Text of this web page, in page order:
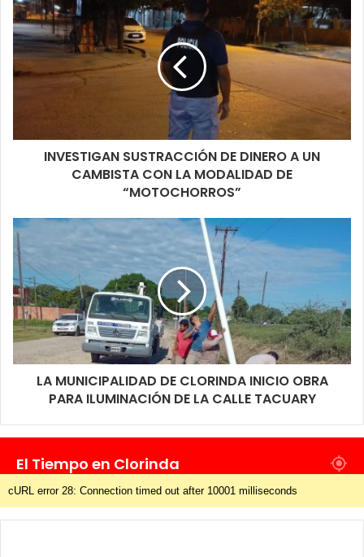
INVESTIGAN SUSTRACCIÓN DE DINERO A UN
CAMBISTA CON LA MODALIDAD DE
“MOTOCHORROS”
LA MUNICIPALIDAD DE CLORINDA INICIO OBRA
PARA ILUMINACIÓN DE LA CALLE TACUARY
El Tiempo en Clorinda
cURL error 28: Connection timed out after 10001 milliseconds